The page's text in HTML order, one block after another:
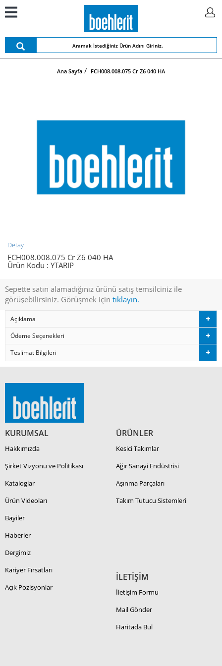
Ana Sayfa FCH008.008.075 Cr Z6 040 HA
Detay
FCH008.008.075 Cr Z6 040 HA
Ürün Kodu : YTARIP
Sepette satın alamadığınız ürünü satış temsilciniz ile
görüşebilirsiniz. Görüşmek için tıklayın.
Açıklama
Ödeme Seçenekleri
Teslimat Bilgileri
KURUMSAL
Hakkımızda
Şirket Vizyonu ve Politikası
Kataloglar
Ürün Videoları
Bayiler
Haberler
Dergimiz
Kariyer Fırsatları
Açık Pozisyonlar
ÜRÜNLER
Kesici Takımlar
Ağır Sanayi Endüstrisi
Aşınma Parçaları
Takım Tutucu Sistemleri
İLETİŞİM
İletişim Formu
Mail Gönder
Haritada Bul